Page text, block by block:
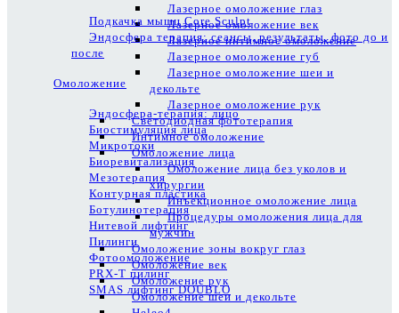
Подкачка мышц Core Sculpt
Эндосфера терапия: сеансы, результаты, фото до и
после
Омоложение
Эндосфера-терапия: лицо
Биостимуляция лица
Микротоки
Биоревитализация
Мезотерапия
Контурная пластика
Ботулинотерапия
Нитевой лифтинг
Пилинги
Фотоомоложение
PRX-T пилинг
SMAS лифтинг DOUBLO
Лазерное омоложение глаз
Лазерное омоложение век
Лазерное интимное омоложение
Лазерное омоложение губ
Лазерное омоложение шеи и
декольте
Лазерное омоложение рук
Светодиодная фототерапия
Интимное омоложение
Омоложение лица
Омоложение лица без уколов и
хирургии
Инъекционное омоложение лица
Процедуры омоложения лица для
мужчин
Омоложение зоны вокруг глаз
Омоложение век
Омоложение рук
Омоложение шеи и декольте